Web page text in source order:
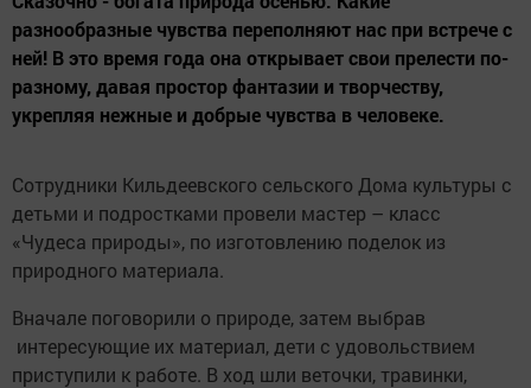
разнообразные чувства переполняют нас при встрече с
ней! В это время года она открывает свои прелести по-
разному, давая простор фантазии и творчеству,
укрепляя нежные и добрые чувства в человеке.
Сотрудники Кильдеевского сельского Дома культуры с
детьми и подростками провели мастер – класс
«Чудеса природы», по изготовлению поделок из
природного материала.
Вначале поговорили о природе, затем выбрав
интересующие их материал, дети с удовольствием
приступили к работе. В ход шли веточки, травинки,